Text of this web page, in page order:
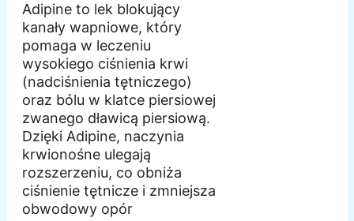
Adipine to lek blokujący
kanały wapniowe, który
pomaga w leczeniu
wysokiego ciśnienia krwi
(nadciśnienia tętniczego)
oraz bólu w klatce piersiowej
zwanego dławicą piersiową.
Dzięki Adipine, naczynia
krwionośne ulegają
rozszerzeniu, co obniża
ciśnienie tętnicze i zmniejsza
obwodowy opór